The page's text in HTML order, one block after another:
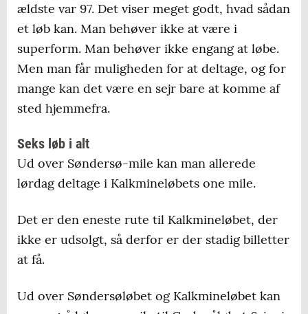
ældste var 97. Det viser meget godt, hvad sådan
et løb kan. Man behøver ikke at være i
superform. Man behøver ikke engang at løbe.
Men man får muligheden for at deltage, og for
mange kan det være en sejr bare at komme af
sted hjemmefra.
Seks løb i alt
Ud over Søndersø-mile kan man allerede
lørdag deltage i Kalkmineløbets one mile.
Det er den eneste rute til Kalkmineløbet, der
ikke er udsolgt, så derfor er der stadig billetter
at få.
Ud over Søndersøløbet og Kalkmineløbet kan